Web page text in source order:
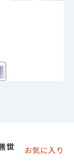
世
お気に入り